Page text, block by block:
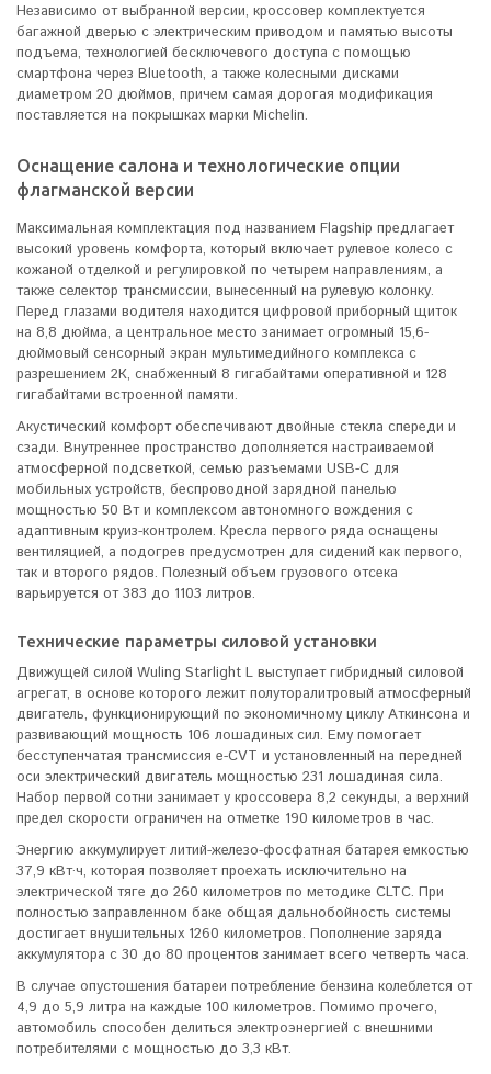
Независимо от выбранной версии, кроссовер комплектуется
багажной дверью с электрическим приводом и памятью высоты
подъема, технологией бесключевого доступа с помощью
смартфона через Bluetooth, а также колесными дисками
диаметром 20 дюймов, причем самая дорогая модификация
поставляется на покрышках марки Michelin.
Оснащение салона и технологические опции
флагманской версии
Максимальная комплектация под названием Flagship предлагает
высокий уровень комфорта, который включает рулевое колесо с
кожаной отделкой и регулировкой по четырем направлениям, а
также селектор трансмиссии, вынесенный на рулевую колонку.
Перед глазами водителя находится цифровой приборный щиток
на 8,8 дюйма, а центральное место занимает огромный 15,6-
дюймовый сенсорный экран мультимедийного комплекса с
разрешением 2К, снабженный 8 гигабайтами оперативной и 128
гигабайтами встроенной памяти.
Акустический комфорт обеспечивают двойные стекла спереди и
сзади. Внутреннее пространство дополняется настраиваемой
атмосферной подсветкой, семью разъемами USB-C для
мобильных устройств, беспроводной зарядной панелью
мощностью 50 Вт и комплексом автономного вождения с
адаптивным круиз-контролем. Кресла первого ряда оснащены
вентиляцией, а подогрев предусмотрен для сидений как первого,
так и второго рядов. Полезный объем грузового отсека
варьируется от 383 до 1103 литров.
Технические параметры силовой установки
Движущей силой Wuling Starlight L выступает гибридный силовой
агрегат, в основе которого лежит полуторалитровый атмосферный
двигатель, функционирующий по экономичному циклу Аткинсона и
развивающий мощность 106 лошадиных сил. Ему помогает
бесступенчатая трансмиссия e-CVT и установленный на передней
оси электрический двигатель мощностью 231 лошадиная сила.
Набор первой сотни занимает у кроссовера 8,2 секунды, а верхний
предел скорости ограничен на отметке 190 километров в час.
Энергию аккумулирует литий-железо-фосфатная батарея емкостью
37,9 кВт·ч, которая позволяет проехать исключительно на
электрической тяге до 260 километров по методике CLTC. При
полностью заправленном баке общая дальнобойность системы
достигает внушительных 1260 километров. Пополнение заряда
аккумулятора с 30 до 80 процентов занимает всего четверть часа.
В случае опустошения батареи потребление бензина колеблется от
4,9 до 5,9 литра на каждые 100 километров. Помимо прочего,
автомобиль способен делиться электроэнергией с внешними
потребителями с мощностью до 3,3 кВт.